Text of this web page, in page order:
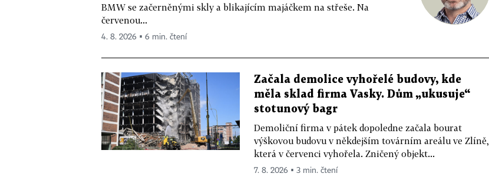
BMW se začerněnými skly a blikajícím majáčkem na střeše. Na
červenou...
4. 8. 2026 ▪ 6 min. čtení
Začala demolice vyhořelé budovy, kde
měla sklad firma Vasky. Dům „ukusuje“
stotunový bagr
Demoliční firma v pátek dopoledne začala bourat
výškovou budovu v někdejším továrním areálu ve Zlíně,
která v červenci vyhořela. Zničený objekt...
7. 8. 2026 ▪ 3 min. čtení